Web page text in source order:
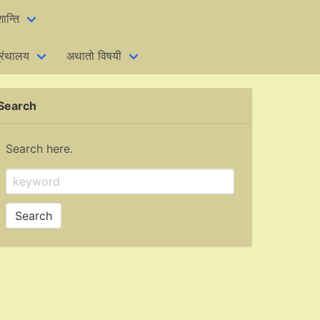
अथातो विषयी
Search here.